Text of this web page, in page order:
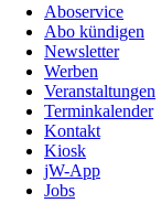
Aboservice
Abo kündigen
Newsletter
Werben
Veranstaltungen
Terminkalender
Kontakt
Kiosk
jW-App
Jobs